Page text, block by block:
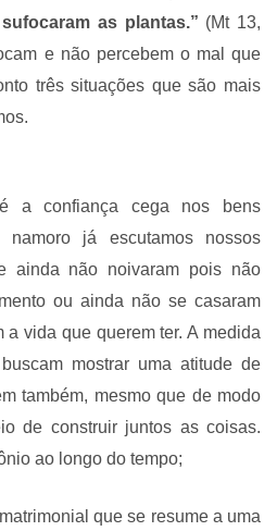
as plantas.” (Mt 13,
e não percebem o mal que
três situações que são mais
a confiança cega nos bens
namoro já escutamos nossos
ainda não noivaram pois não
ou ainda não se casaram
a vida que querem ter. A medida
mostrar uma atitude de
também, mesmo que de modo
de construir juntos as coisas.
ao longo do tempo;
que se resume a uma